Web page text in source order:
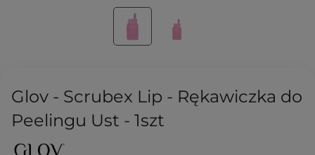
Glov - Scrubex Lip - Rękawiczka do
Peelingu Ust - 1szt